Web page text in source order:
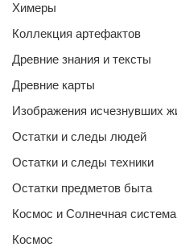
Химеры
Коллекция артефактов
Древние знания и тексты
Древние карты
Изображения исчезнувших
Остатки и следы людей
Остатки и следы техники
Остатки предметов быта
Космос и Солнечная система
Космос